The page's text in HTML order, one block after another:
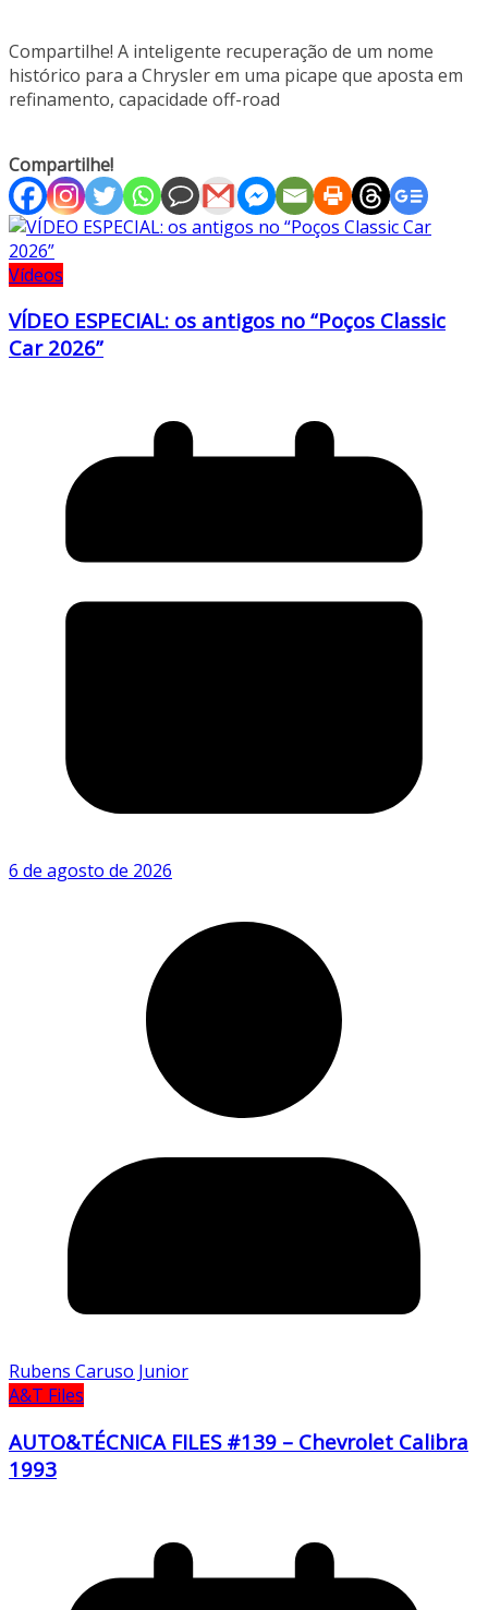
Compartilhe! A inteligente recuperação de um nome
histórico para a Chrysler em uma picape que aposta em
refinamento, capacidade off-road
Compartilhe!
Vídeos
VÍDEO ESPECIAL: os antigos no “Poços Classic
Car 2026”
6 de agosto de 2026
Rubens Caruso Junior
A&T Files
AUTO&TÉCNICA FILES #139 – Chevrolet Calibra
1993